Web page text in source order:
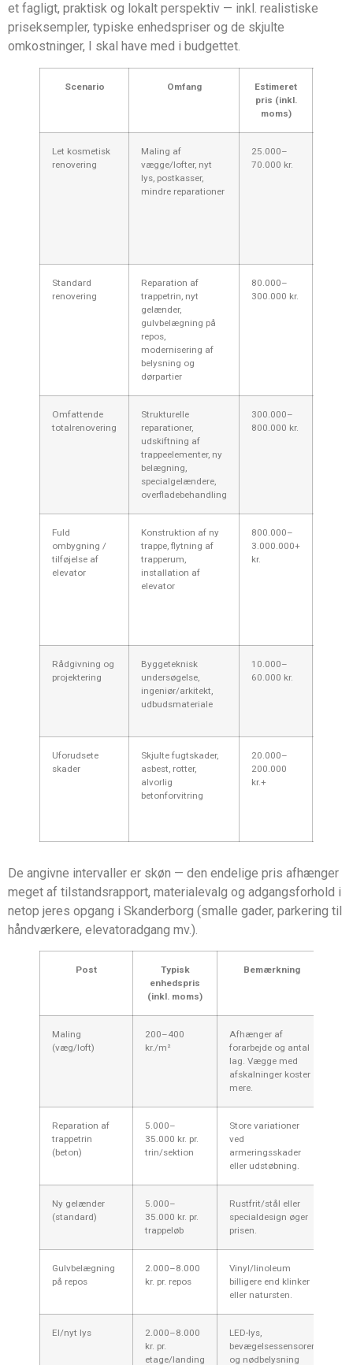
et fagligt, praktisk og lokalt perspektiv — inkl. realistiske
priseksempler, typiske enhedspriser og de skjulte
omkostninger, I skal have med i budgettet.
Scenario Omfang
Estimeret
pris (inkl.
moms)
Let kosmetisk
renovering
Maling af
vægge/lofter, nyt
lys, postkasser,
mindre reparationer
25.000–
70.000 kr.
Standard
renovering
Reparation af
trappetrin, nyt
gelænder,
gulvbelægning på
repos,
modernisering af
belysning og
dørpartier
80.000–
300.000 kr.
Omfattende
totalrenovering
Strukturelle
reparationer,
udskiftning af
trappeelementer, ny
belægning,
specialgelændere,
overfladebehandling
300.000–
800.000 kr.
Fuld
ombygning /
tilføjelse af
elevator
Konstruktion af ny
trappe, flytning af
trapperum,
installation af
elevator
800.000–
3.000.000+
kr.
Rådgivning og
projektering
Byggeteknisk
undersøgelse,
ingeniør/arkitekt,
udbudsmateriale
10.000–
60.000 kr.
Uforudsete
skader
Skjulte fugtskader,
asbest, rotter,
alvorlig
betonforvitring
20.000–
200.000
kr.+
De angivne intervaller er skøn — den endelige pris afhænger
meget af tilstandsrapport, materialevalg og adgangsforhold i
netop jeres opgang i Skanderborg (smalle gader, parkering til
håndværkere, elevatoradgang mv.).
Post
Typisk
enhedspris
(inkl. moms)
Bemærkning
Maling
(væg/loft)
200–400
kr./m²
Afhænger af
forarbejde og antal
lag. Vægge med
afskalninger koster
mere.
Reparation af
trappetrin
(beton)
5.000–
35.000 kr. pr.
trin/sektion
Store variationer
ved
armeringsskader
eller udstøbning.
Ny gelænder
(standard)
5.000–
35.000 kr. pr.
trappeløb
Rustfrit/stål eller
specialdesign øger
prisen.
Gulvbelægning
på repos
2.000–8.000
kr. pr. repos
Vinyl/linoleum
billigere end klinker
eller natursten.
El/nyt lys
2.000–8.000
kr. pr.
etage/landing
LED-lys,
bevægelsessensorer
og nødbelysning